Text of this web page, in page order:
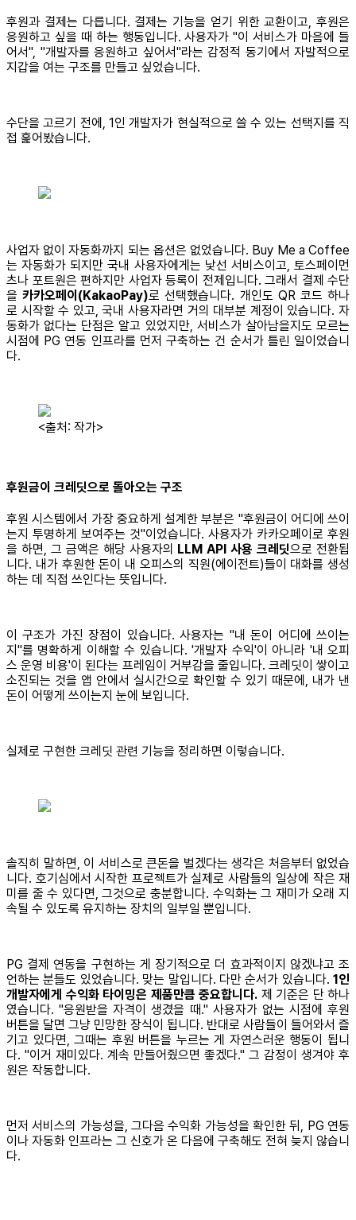
후원과 결제는 다릅니다. 결제는 기능을 얻기 위한 교환이고, 후원은
응원하고 싶을 때 하는 행동입니다. 사용자가 "이 서비스가 마음에 들
어서", "개발자를 응원하고 싶어서"라는 감정적 동기에서 자발적으로
지갑을 여는 구조를 만들고 싶었습니다.
수단을 고르기 전에, 1인 개발자가 현실적으로 쓸 수 있는 선택지를 직
접 훑어봤습니다.
사업자 없이 자동화까지 되는 옵션은 없었습니다. Buy Me a Coffee
는 자동화가 되지만 국내 사용자에게는 낯선 서비스이고, 토스페이먼
츠나 포트원은 편하지만 사업자 등록이 전제입니다. 그래서 결제 수단
을카카오페이(KakaoPay)로 선택했습니다. 개인도 QR 코드 하나
로 시작할 수 있고, 국내 사용자라면 거의 대부분 계정이 있습니다. 자
동화가 없다는 단점은 알고 있었지만, 서비스가 살아남을지도 모르는
시점에 PG 연동 인프라를 먼저 구축하는 건 순서가 틀린 일이었습니
다.
<출처: 작가>
후원금이 크레딧으로 돌아오는 구조
후원 시스템에서 가장 중요하게 설계한 부분은 "후원금이 어디에 쓰이
는지 투명하게 보여주는 것"이었습니다. 사용자가 카카오페이로 후원
을 하면, 그 금액은 해당 사용자의
LLM API 사용 크레딧으로 전환됩
니다. 내가 후원한 돈이 내 오피스의 직원(에이전트)들이 대화를 생성
하는 데 직접 쓰인다는 뜻입니다.
이 구조가 가진 장점이 있습니다. 사용자는 "내 돈이 어디에 쓰이는
지"를 명확하게 이해할 수 있습니다. '개발자 수익'이 아니라 '내 오피
스 운영 비용'이 된다는 프레임이 거부감을 줄입니다. 크레딧이 쌓이고
소진되는 것을 앱 안에서 실시간으로 확인할 수 있기 때문에, 내가 낸
돈이 어떻게 쓰이는지 눈에 보입니다.
실제로 구현한 크레딧 관련 기능을 정리하면 이렇습니다.
솔직히 말하면, 이 서비스로 큰돈을 벌겠다는 생각은 처음부터 없었습
니다. 호기심에서 시작한 프로젝트가 실제로 사람들의 일상에 작은 재
미를 줄 수 있다면, 그것으로 충분합니다. 수익화는 그 재미가 오래 지
속될 수 있도록 유지하는 장치의 일부일 뿐입니다.
PG 결제 연동을 구현하는 게 장기적으로 더 효과적이지 않겠냐고 조
언하는 분들도 있었습니다. 맞는 말입니다. 다만 순서가 있습니다. 1인
개발자에게 수익화 타이밍은 제품만큼 중요합니다. 제 기준은 단 하나
였습니다. "응원받을 자격이 생겼을 때." 사용자가 없는 시점에 후원
버튼을 달면 그냥 민망한 장식이 됩니다. 반대로 사람들이 들어와서 즐
기고 있다면, 그때는 후원 버튼을 누르는 게 자연스러운 행동이 됩니
다. "이거 재미있다. 계속 만들어줬으면 좋겠다." 그 감정이 생겨야 후
원은 작동합니다.
먼저 서비스의 가능성을, 그다음 수익화 가능성을 확인한 뒤, PG 연동
이나 자동화 인프라는 그 신호가 온 다음에 구축해도 전혀 늦지 않습니
다.